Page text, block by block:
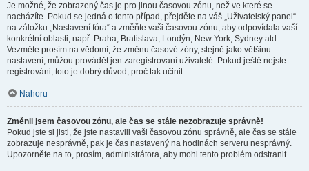
Je možné, že zobrazený čas je pro jinou časovou zónu, než ve které se
nacházíte. Pokud se jedná o tento případ, přejděte na váš „Uživatelský panel“
na záložku „Nastavení fóra“ a změňte vaši časovou zónu, aby odpovídala vaší
konkrétní oblasti, např. Praha, Bratislava, Londýn, New York, Sydney atd.
Vezměte prosím na vědomí, že změnu časové zóny, stejně jako většinu
nastavení, můžou provádět jen zaregistrovaní uživatelé. Pokud ještě nejste
registrováni, toto je dobrý důvod, proč tak učinit.
Nahoru
Změnil jsem časovou zónu, ale čas se stále nezobrazuje správně!
Pokud jste si jisti, že jste nastavili vaši časovou zónu správně, ale čas se stále
zobrazuje nesprávně, pak je čas nastavený na hodinách serveru nesprávný.
Upozorněte na to, prosím, administrátora, aby mohl tento problém odstranit.